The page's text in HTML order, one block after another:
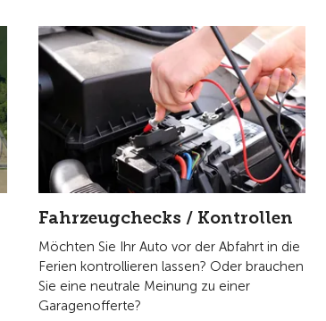
Fahrzeugchecks / Kontrollen
Möchten Sie Ihr Auto vor der Abfahrt in die
Ferien kontrollieren lassen? Oder brauchen
Sie eine neutrale Meinung zu einer
Garagenofferte?